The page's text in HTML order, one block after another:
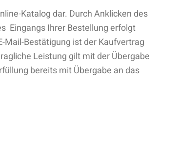
Katalog dar. Durch Anklicken des
Eingangs Ihrer Bestellung erfolgt
Bestätigung ist der Kaufvertrag
Leistung gilt mit der Übergabe
bereits mit Übergabe an das